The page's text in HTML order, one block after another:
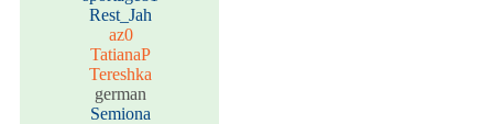
Rest_Jah
az0
TatianaP
Tereshka
german
Semiona